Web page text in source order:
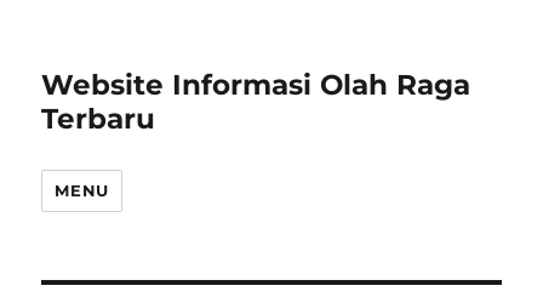
Website Informasi Olah Raga
Terbaru
MENU